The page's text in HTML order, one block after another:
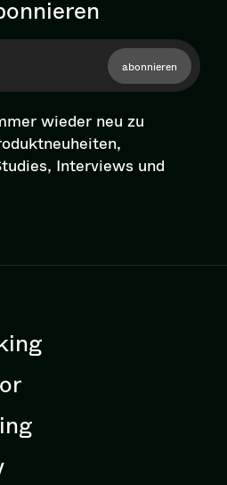
abonnieren
wieder neu zu
Interviews und